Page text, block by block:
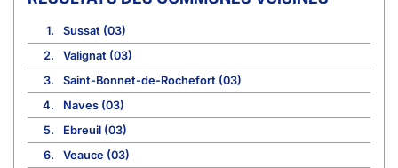
1.
Sussat (03)
2.
Valignat (03)
3.
Saint-Bonnet-de-Rochefort (03)
4.
Naves (03)
5.
Ebreuil (03)
6.
Veauce (03)